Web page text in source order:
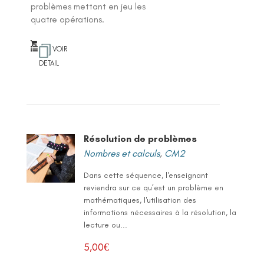
problèmes mettant en jeu les
quatre opérations.
VOIR
DETAIL
Résolution de problèmes
Nombres et calculs, CM2
Dans cette séquence, l'enseignant
reviendra sur ce qu’est un problème en
mathématiques, l'utilisation des
informations nécessaires à la résolution, la
lecture ou...
5,00€